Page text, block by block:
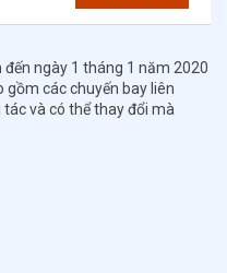
ngày 1 tháng 1 năm 2020
gồm các chuyến bay liên
và có thể thay đổi mà